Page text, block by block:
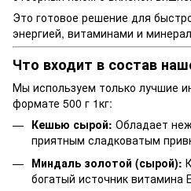
Это готовое решение для
энергией, витаминами и
Что входит в состав
Мы используем только лучшие
формате 500 г 1кг:
Кешью сырой: Обладает
приятным сладковатым
Миндаль золотой (сырой):
богатый источник витамина